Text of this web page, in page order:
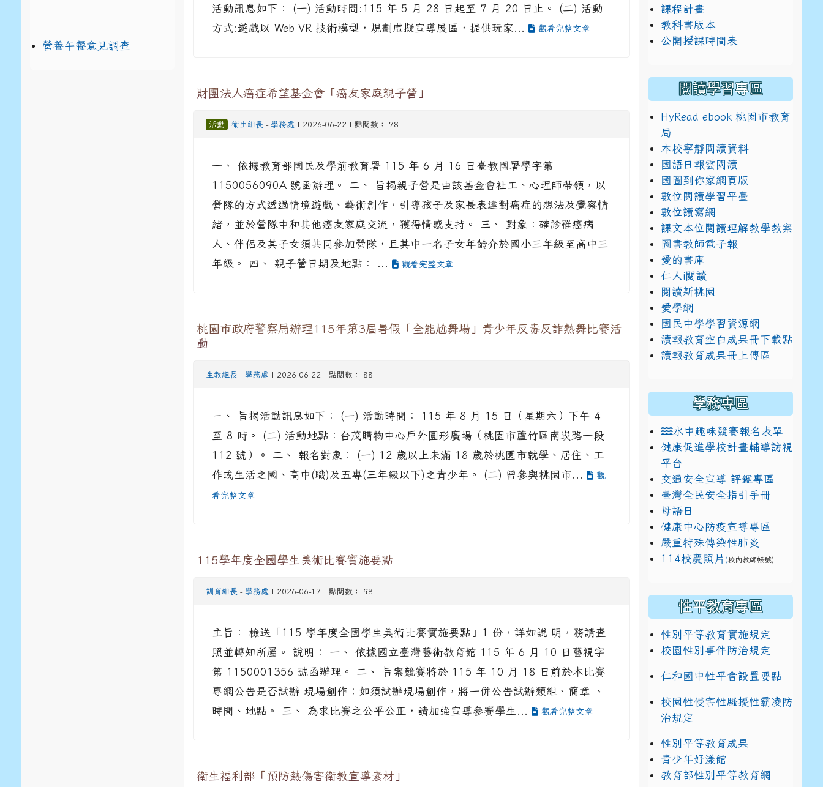
活動訊息如下： (一) 活動時間:115 年 5 月 28 日起至 7 月 20 日止。 (二) 活動
方式:遊戲以 Web VR 技術模型，規劃虛擬宣導展區，提供玩家...
觀看完整文章
財團法人癌症希望基金會「癌友家庭親子營」
活動 衛生組長 - 學務處 | 2026-06-22 | 點閱數： 78
一、 依據教育部國民及學前教育署 115 年 6 月 16 日臺教國署學字第
1150056090A 號函辦理。 二、 旨揭親子營是由該基金會社工、心理師帶領，以
營隊的方式透過情境遊戲、藝術創作，引導孩子及家長表達對癌症的想法及覺察情
緒，並於營隊中和其他癌友家庭交流，獲得情感支持。 三、 對象：確診罹癌病
人、伴侶及其子女須共同參加營隊，且其中一名子女年齡介於國小三年級至高中三
年級。 四、 親子營日期及地點： ...
觀看完整文章
桃園市政府警察局辦理115年第3屆暑假「全能尬舞場」青少年反毒反詐熱舞比賽活
動
生教組長 - 學務處 | 2026-06-22 | 點閱數： 88
ㄧ、 旨揭活動訊息如下： (一) 活動時間： 115 年 8 月 15 日（星期六）下午 4
至 8 時。 (二) 活動地點：台茂購物中心戶外圓形廣場（桃園市蘆竹區南崁路一段
112 號）。 二、 報名對象： (一) 12 歲以上未滿 18 歲於桃園市就學、居住、工
作或生活之國、高中(職)及五專(三年級以下)之青少年。 (二) 曾參與桃園市...
觀
看完整文章
115學年度全國學生美術比賽實施要點
訓育組長 - 學務處 | 2026-06-17 | 點閱數： 98
主旨： 檢送「115 學年度全國學生美術比賽實施要點」1 份，詳如說 明，務請查
照並轉知所屬。 說明： 一、 依據國立臺灣藝術教育館 115 年 6 月 10 日藝視字
第 1150001356 號函辦理。 二、 旨案競賽將於 115 年 10 月 18 日前於本比賽
專網公告是否試辦 現場創作；如須試辦現場創作，將一併公告試辦類組、簡章 、
時間、地點。 三、 為求比賽之公平公正，請加強宣導參賽學生...
觀看完整文章
衛生福利部「預防熱傷害衛教宣導素材」
營養午餐意見調查
課程計畫
教科書版本
公開授課時間表
閱讀學習專區
HyRead ebook 桃園市教育
局
本校寧靜閱讀資料
國語日報雲閱讀
國圖到你家網頁版
數位閱讀學習平臺
數位讀寫網
課文本位閱讀理解教學教案
圖書教師電子報
愛的書庫
仁人i閱讀
閱讀新桃園
愛學網
國民中學學習資源網
讀報教育空白成果冊下載點
讀報教育成果冊上傳區
學務專區
水中趣味競賽報名表單
健康促進學校計畫輔導訪視
平台
交通安全宣導 評鑑專區
臺灣全民安全指引手冊
母語日
健康中心防疫宣導專區
嚴重特殊傳染性肺炎
114校慶照片 (校內教師帳號)
性平教育專區
性別平等教育實施規定
校園性別事件防治規定
仁和國中性平會設置要點
校園性侵害性騷擾性霸凌防
治規定
性別平等教育成果
青少年好漾館
教育部性別平等教育網